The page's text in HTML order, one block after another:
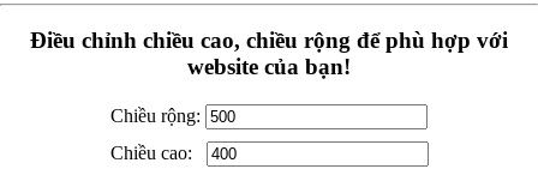
Điều chỉnh chiều cao, chiều rộng để phù hợp với
website của bạn!
Chiều rộng:
Chiều cao: